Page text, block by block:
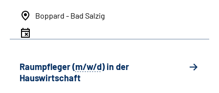
Boppard - Bad Salzig
Raumpfleger (m/w/d) in der
Hauswirtschaft